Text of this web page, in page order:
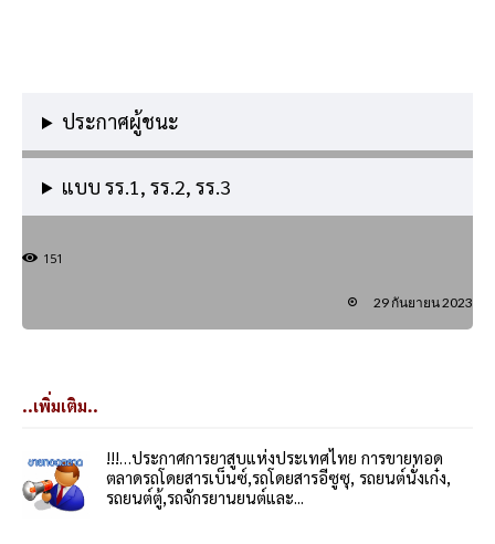
ประกาศผู้ชนะ
แบบ รร.1, รร.2, รร.3
151
29 กันยายน 2023
..เพิ่มเติม..
!!!…ประกาศการยาสูบแห่งประเทศไทย การขายทอด
ตลาดรถโดยสารเบ็นซ์,รถโดยสารอีซูซุ, รถยนต์นั่งเก๋ง,
รถยนต์ตู้,รถจักรยานยนต์และ...